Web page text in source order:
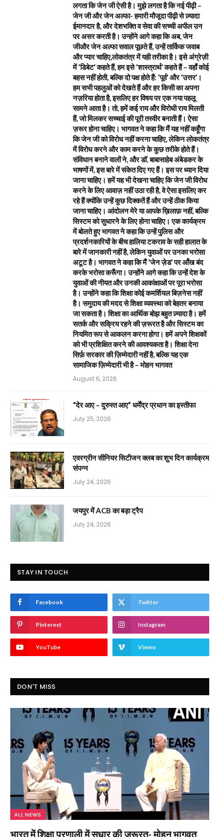
लगता कि जेन जी ऐसी है। मुझे लगता है कि नई पीढ़ी –
जेन जी और जेन अल्फा- हमारी मौजूदा पीढ़ी से ज़्यादा
ईमानदार है, और देशभक्ति व सेवा की सच्ची अपील उन
पर असर करती है। उन्होंने आगे कहा कि अब, जेन
जीऔर जेन अल्फा सवाल पूछते हैं, उन्हें तार्किक जवाब
और प्यार चाहिए,लोकतंत्र में यही तरीका है। इसे अंग्रेज़ी
में ‘डिबेट’ कहते हैं, हम इसे ‘शास्त्रार्थ’ कहते हैं – वहाँ कोई
बहस नहीं होती, बल्कि दो पक्ष होते हैं: ‘पूर्व’ और ‘उत्तर’।
हम सभी पहलुओं को देखते हैं और हर किसी का अपना
नज़रिया होता है, इसलिए हर विषय पर एक नया पहलू
सामने आता है। तो, हमें कई राय और विरोधी राय मिलती
हैं, जो मिलकर सच्चाई की पूरी तस्वीर बनाती हैं। ऐसा
ज़रूर होना चाहिए। भागवत ने कहा कि मैं यह नहीं कहूँगा
कि जेन जी को विरोध नहीं करना चाहिए, लेकिन लोकतंत्र
में विरोध करने और काम करने के कुछ तरीके होते हैं।
संविधान बनाने वालों ने, और डॉ. बाबासाहेब अंबेडकर के
भाषणों में, इस बारे में संकेत दिए गए हैं। इस पर ध्यान दिया
जाना चाहिए। हमें यह भी देखना चाहिए कि जेन जी विरोध
करने के लिए आवाज़ नहीं उठा रही है, वे ऐसा इसलिए कर
रहे हैं क्योंकि उन्हें कुछ दिक्कतें हैं और उन्हें ठीक किया
जाना चाहिए। आंदोलन मेरे या आपके ख़िलाफ़ नहीं, बल्कि
सिस्टम को सुधारने के लिए होना चाहिए। एक कार्यक्रम
में बोलते हुए भागवत ने कहा कि उन्हें पुलिस और
प्रदर्शनकारियों के बीच हालिया टकराव के सही हालात के
बारे में जानकारी नहीं है, लेकिन युवाओं पर उनका भरोसा
अटूट है। भागवत ने कहा कि मैं ‘जेन ज़ेड’ पर आँख बंद
करके भरोसा करूँगा। उन्होंने आगे कहा कि उन्हें देश के
युवाओं की नीयत और उनकी आकांक्षाओं पर पूरा भरोसा
है। उन्होंने कहा कि शिक्षा कोई कमर्शियल बिज़नेस नहीं
है। समुदाय की मदद से शिक्षा व्यवस्था को बेहतर बनाया
जा सकता है। शिक्षा का आर्थिक बोझ बहुत ज़्यादा है। हमें
सतर्क और सक्रिय रहने की ज़रूरत है और सिस्टम का
नियमित रूप से आकलन करना होगा। हमें अपने शिक्षकों
को भी प्रशिक्षित करने की आवश्यकता है। शिक्षा देना
सिर्फ़ सरकार की ज़िम्मेदारी नहीं है, बल्कि यह एक
सामाजिक ज़िम्मेदारी भी है – मोहन भागवत
August 6, 2026
“देर आए – दुरुस्त आए” धर्मेंद्र प्रधान का इस्तीफा
July 25, 2026
एवरग्रीन सीनियर सिटीजन क्लब का शुभ दिन कार्यक्रम
संपन्न
July 24, 2026
जयपुर में ACB का बड़ा ट्रैप
July 24, 2026
STAY IN TOUCH
Facebook Twitter
Pinterest Instagram
YouTube Vimeo
DON'T MISS
ALL NEWS
भारत में शिक्षा प्रणाली में सुधार की जरूरत- मोहन भागवत